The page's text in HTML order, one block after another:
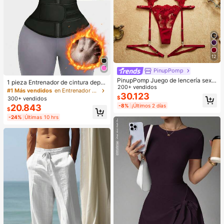
1 pieza Entrenador de cintura depor
tivo para mujer, Cinturón de compre
sión, Cinturón de sudoración de sau
na, Recortador de cintura deportiv
o, Moldeador de cintura, Cinturón r
eductor de cintura, Entrenador abd
#1 Más vendidos
en Entrenador de cintura deportivo
300+ vendidos
$20.843
-24% Últimas 10 hrs
12
PinupPomp
PinupPomp Juego de lencería sexy
de malla bordada para mujer, 5 piez
as/set, para salir, regalo para ella
200+ vendidos
$30.123
-8% ¡Últimos 2 días